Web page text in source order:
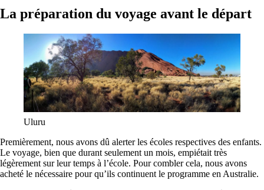
La préparation du voyage avant le départ
Uluru
Premièrement, nous avons dû alerter les écoles respectives des enfants.
Le voyage, bien que durant seulement un mois, empiétait très
légèrement sur leur temps à l’école. Pour combler cela, nous avons
acheté le nécessaire pour qu’ils continuent le programme en Australie.